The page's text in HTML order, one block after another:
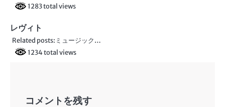
ョ
ン
1283 total views
レヴィト
Related posts:ミュージック…
1234 total views
コメントを残す